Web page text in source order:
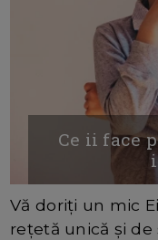
Ce ii face
Vă doriți un mic
rețetă unică și